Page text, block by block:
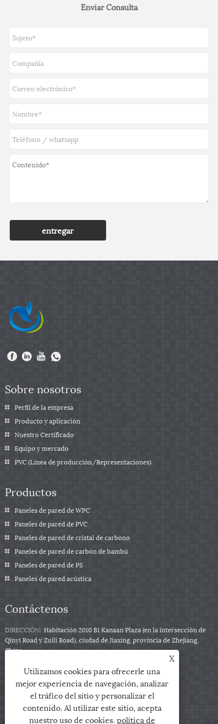
Enviar Consulta
entregar
Sobre nosotros
Perfil de la empresa
Producto y aplicación
Nuestro Certificado
Equipo y mercado
PVC (Línea de producción/Representaciones)
Productos
Paneles de pared de WPC
Paneles de pared de PVC
Paneles de pared de cristal de carbono
Paneles de pared de carbón de bambú
Paneles de pared de PS
Paneles de pared acústica
Contáctenos
DIRECCIÓN: Habitación 2010 B1 Kanaan Plaza (en la intersección de
Qinyi Road y Zuili Road), ciudad de Jiaxing, provincia de Zhejiang,
China
Correo electrónico:
info@zjarris.com
X
Utilizamos cookies para ofrecerle una
mejor experiencia de navegación, analizar
el tráfico del sitio y personalizar el
contenido. Al utilizar este sitio, acepta
nuestro uso de cookies. política de